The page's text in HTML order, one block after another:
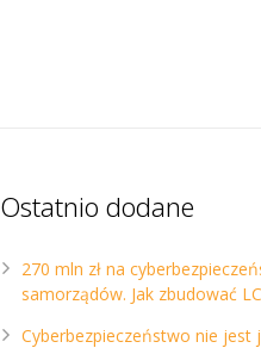
Ostatnio dodane
270 mln zł na
samorządów. Jak zbudować
Cyberbezpieczeństwo nie jest